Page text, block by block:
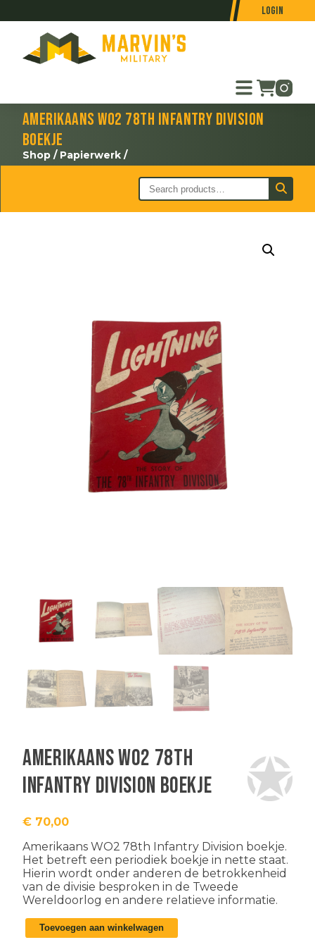
Login
Amerikaans WO2 78th Infantry Division
boekje
Shop / Papierwerk /
Amerikaans WO2 78th
Infantry Division boekje
€ 70,00
Amerikaans WO2 78th Infantry Division boekje.
Het betreft een periodiek boekje in nette staat.
Hierin wordt onder anderen de betrokkenheid
van de divisie besproken in de Tweede
Wereldoorlog en andere relatieve informatie.
Amerikaans
WO2
Toevoegen aan winkelwagen